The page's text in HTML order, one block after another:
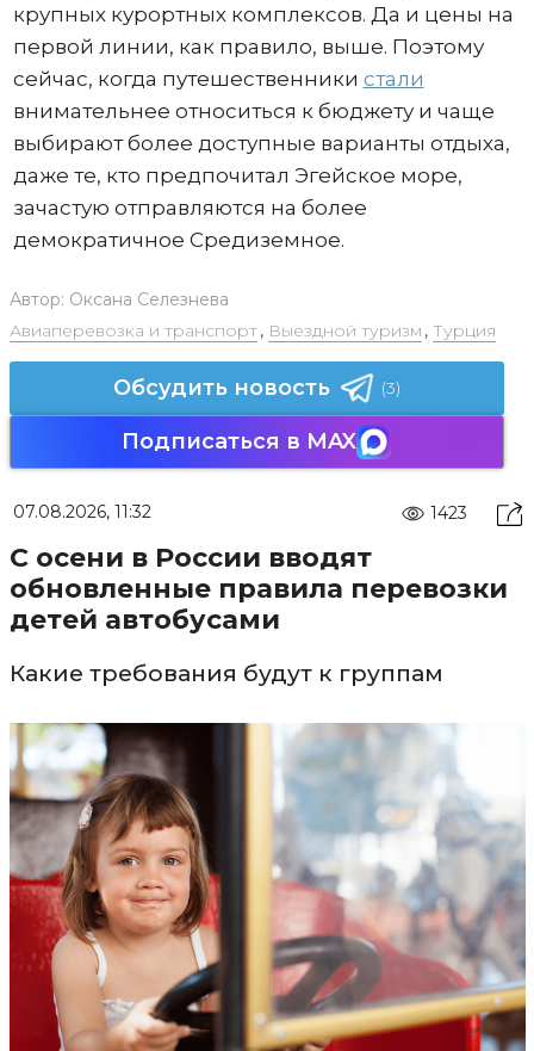
крупных курортных комплексов. Да и цены на
первой линии, как правило, выше. Поэтому
сейчас, когда путешественники стали
внимательнее относиться к бюджету и чаще
выбирают более доступные варианты отдыха,
даже те, кто предпочитал Эгейское море,
зачастую отправляются на более
демократичное Средиземное.
Автор: Оксана Селезнева
Авиаперевозка и транспорт, Выездной туризм , Турция
Обсудить новость (3)
Подписаться в MAX
07.08.2026, 11:32 1423
С осени в России вводят
обновленные правила перевозки
детей автобусами
Какие требования будут к группам